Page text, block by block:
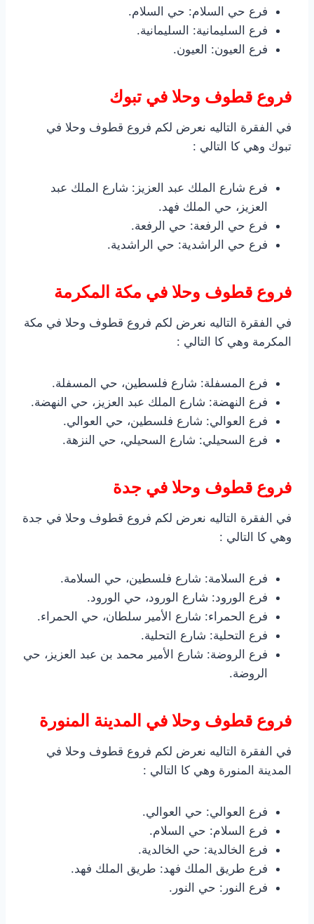
فرع حي السلام: حي السلام.
فرع السليمانية: السليمانية.
فرع العيون: العيون.
فروع قطوف وحلا في تبوك
في الفقرة التاليه نعرض لكم فروع قطوف وحلا في
تبوك وهي كا التالي :
فرع شارع الملك عبد العزيز: شارع الملك عبد
العزيز، حي الملك فهد.
فرع حي الرفعة: حي الرفعة.
فرع حي الراشدية: حي الراشدية.
فروع قطوف وحلا في مكة المكرمة
في الفقرة التاليه نعرض لكم فروع قطوف وحلا في مكة
المكرمة وهي كا التالي :
فرع المسفلة: شارع فلسطين، حي المسفلة.
فرع النهضة: شارع الملك عبد العزيز، حي النهضة.
فرع العوالي: شارع فلسطين، حي العوالي.
فرع السحيلي: شارع السحيلي، حي النزهة.
فروع قطوف وحلا في جدة
في الفقرة التاليه نعرض لكم فروع قطوف وحلا في جدة
وهي كا التالي :
فرع السلامة: شارع فلسطين، حي السلامة.
فرع الورود: شارع الورود، حي الورود.
فرع الحمراء: شارع الأمير سلطان، حي الحمراء.
فرع التحلية: شارع التحلية.
فرع الروضة: شارع الأمير محمد بن عبد العزيز، حي
الروضة.
فروع قطوف وحلا في المدينة المنورة
في الفقرة التاليه نعرض لكم فروع قطوف وحلا في
المدينة المنورة وهي كا التالي :
فرع العوالي: حي العوالي.
فرع السلام: حي السلام.
فرع الخالدية: حي الخالدية.
فرع طريق الملك فهد: طريق الملك فهد.
فرع النور: حي النور.